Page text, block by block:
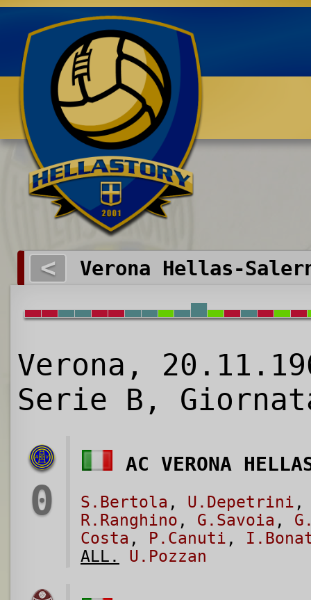
Benvenuti su HELLASTORY.net
< Verona Hellas-
Verona,
Serie B,
0
AC VERONA
S.Bertola , U.Depetrini
R.Ranghino , G.Savoia ,
Costa , P.Canuti ,
ALL.
U.Pozzan